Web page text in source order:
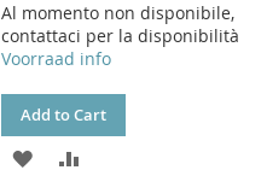
Al momento non disponibile,
contattaci per la disponibilità
Voorraad info
Add to Cart
ADD